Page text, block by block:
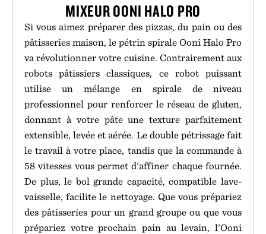
MIXEUR OONI HALO PRO
Si vous aimez préparer des pizzas, du pain ou des
pâtisseries maison, le pétrin spirale Ooni Halo Pro
va révolutionner votre cuisine. Contrairement aux
robots pâtissiers classiques, ce robot puissant
utilise un mélange en spirale de niveau
professionnel pour renforcer le réseau de gluten,
donnant à votre pâte une texture parfaitement
extensible, levée et aérée. Le double pétrissage fait
le travail à votre place, tandis que la commande à
58 vitesses vous permet d'affiner chaque fournée.
De plus, le bol grande capacité, compatible lave-
vaisselle, facilite le nettoyage. Que vous prépariez
des pâtisseries pour un grand groupe ou que vous
prépariez votre prochain pain au levain, l'Ooni